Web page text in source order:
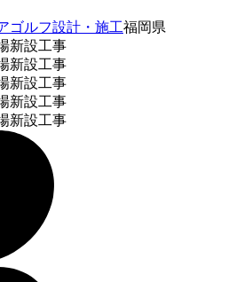
ゴルフ設計・施工福岡県